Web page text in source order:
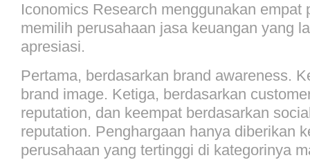
Iconomics Research menggunakan empat
memilih perusahaan jasa keuangan yang
apresiasi.
Pertama, berdasarkan brand awareness.
brand image. Ketiga, berdasarkan
reputation, dan keempat berdasarkan
reputation. Penghargaan hanya diberikan
perusahaan yang tertinggi di kategorinya